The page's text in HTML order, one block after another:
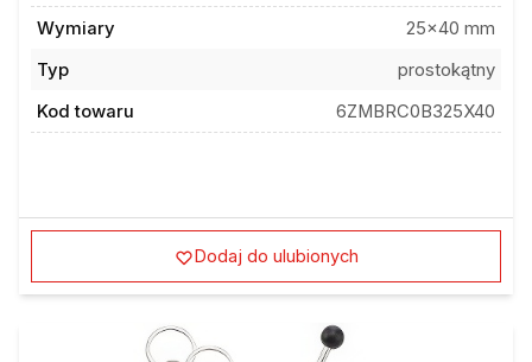
Wymiary
25x40 mm
Typ
prostokątny
Kod towaru
6ZMBRC0B325X40
Dodaj do ulubionych